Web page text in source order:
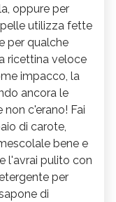
oppure per
utilizza fette
per qualche
ricettina veloce
impacco, la
ancora le
non c'erano! Fai
di carote,
bene e
l'avrai pulito con
per
di